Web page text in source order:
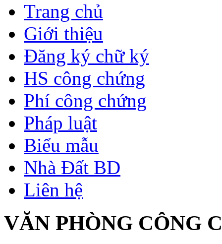
Trang chủ
Giới thiệu
Đăng ký chữ ký
HS công chứng
Phí công chứng
Pháp luật
Biểu mẫu
Nhà Đất BD
Liên hệ
VĂN PHÒNG CÔNG